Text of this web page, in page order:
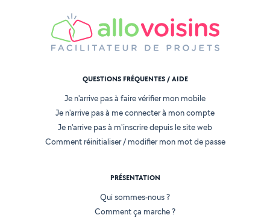
QUESTIONS FRÉQUENTES / AIDE
Je n'arrive pas à faire vérifier mon mobile
Je n'arrive pas à me connecter à mon compte
Je n'arrive pas à m'inscrire depuis le site web
Comment réinitialiser / modifier mon mot de passe
PRÉSENTATION
Qui sommes-nous ?
Comment ça marche ?